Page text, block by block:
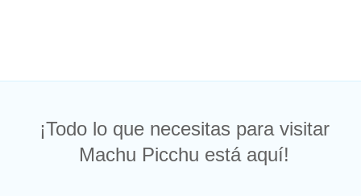
¡Todo lo que necesitas para visitar
Machu Picchu está aquí!